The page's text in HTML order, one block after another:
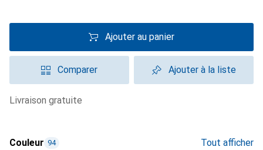
Ajouter au panier
Comparer Ajouter à la liste
livraison gratuite
Couleur 94 Tout afficher